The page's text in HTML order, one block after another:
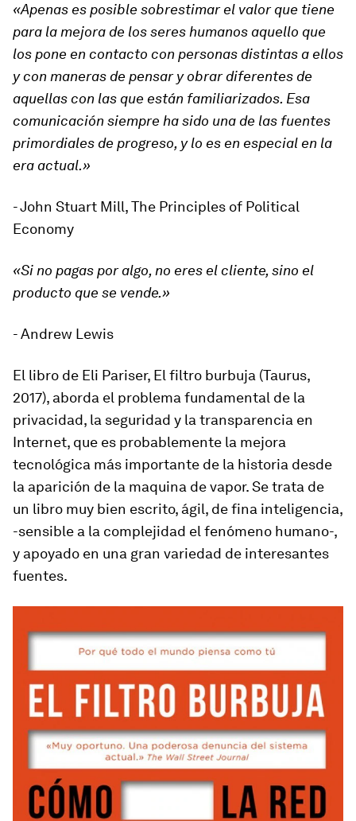
«Apenas es posible sobrestimar el valor que tiene
para la mejora de los seres humanos aquello que
los pone en contacto con personas distintas a ellos
y con maneras de pensar y obrar diferentes de
aquellas con las que están familiarizados. Esa
comunicación siempre ha sido una de las fuentes
primordiales de progreso, y lo es en especial en la
era actual.»
- John Stuart Mill, The Principles of Political
Economy
«Si no pagas por algo, no eres el cliente, sino el
producto que se vende.»
- Andrew Lewis
El libro de Eli Pariser, El filtro burbuja (Taurus,
2017), aborda el problema fundamental de la
privacidad, la seguridad y la transparencia en
Internet, que es probablemente la mejora
tecnológica más importante de la historia desde
la aparición de la maquina de vapor. Se trata de
un libro muy bien escrito, ágil, de fina inteligencia,
-sensible a la complejidad el fenómeno humano-,
y apoyado en una gran variedad de interesantes
fuentes.